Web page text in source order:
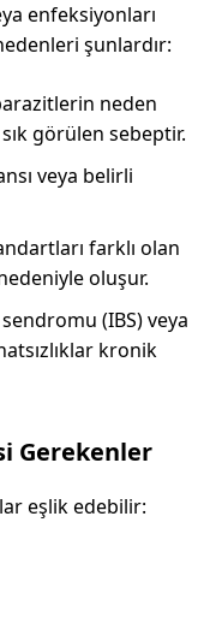
enfeksiyonları
şunlardır:
neden
görülen sebeptir.
veya belirli
farklı olan
oluşur.
(IBS) veya
kronik
Gerekenler
eşlik edebilir: